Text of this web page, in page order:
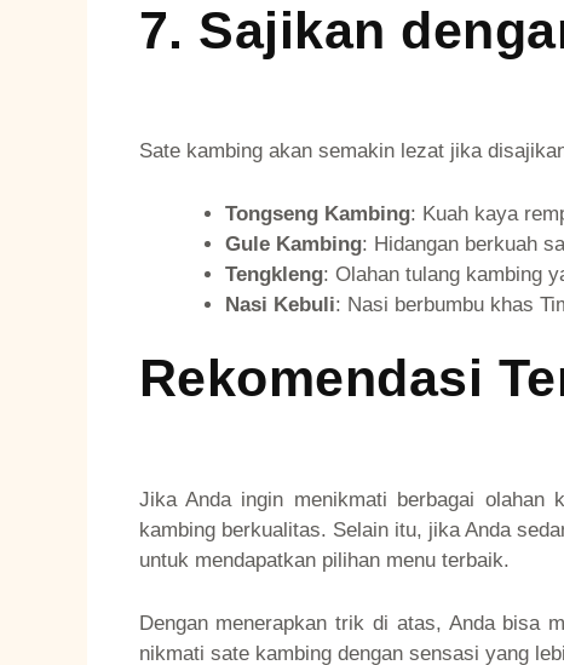
7. Sajikan
Sate kambing akan semakin lezat jika
Tongseng Kambing: Kuah kaya
Gule Kambing: Hidangan berkuah
Tengkleng: Olahan tulang kambing
Nasi Kebuli: Nasi berbumbu khas
Rekomendasi
Jika Anda ingin menikmati berbagai olahan
kambing berkualitas. Selain itu, jika Anda
untuk mendapatkan pilihan menu terbaik.
Dengan menerapkan trik di atas, Anda bisa
nikmati sate kambing dengan sensasi yang